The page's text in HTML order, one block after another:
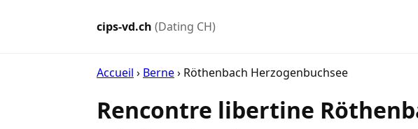
cips-vd.ch (Dating CH)
Accueil › Berne› Röthenbach Herzogenbuchsee
Rencontre libertine